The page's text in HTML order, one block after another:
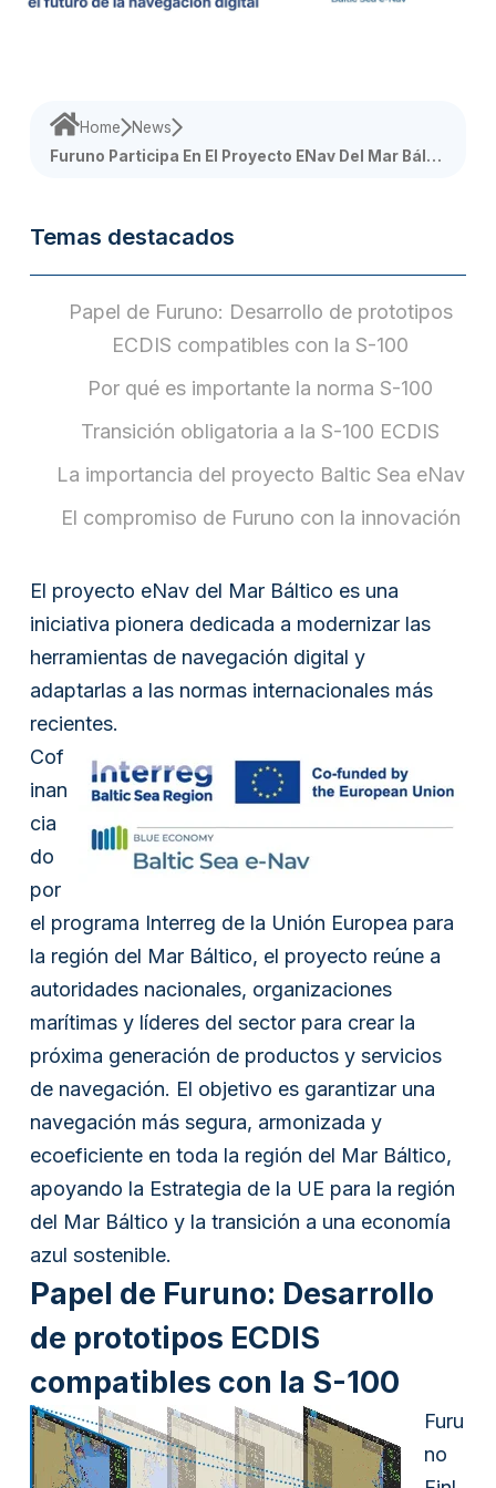
Home
News
Furuno Participa En El Proyecto ENav Del Mar Báltic
Temas destacados
Papel de Furuno: Desarrollo de prototipos
ECDIS compatibles con la S-100
Por qué es importante la norma S-100
Transición obligatoria a la S-100 ECDIS
La importancia del proyecto Baltic Sea eNav
El compromiso de Furuno con la innovación
El proyecto eNav del Mar Báltico es una
iniciativa pionera dedicada a modernizar las
herramientas de navegación digital y
adaptarlas a las normas internacionales más
recientes.
Cof
inan
cia
do
por
el programa Interreg de la Unión Europea para
la región del Mar Báltico, el proyecto reúne a
autoridades nacionales, organizaciones
marítimas y líderes del sector para crear la
próxima generación de productos y servicios
de navegación. El objetivo es garantizar una
navegación más segura, armonizada y
ecoeficiente en toda la región del Mar Báltico,
apoyando la Estrategia de la UE para la región
del Mar Báltico y la transición a una economía
azul sostenible.
Papel de Furuno: Desarrollo
de prototipos ECDIS
compatibles con la S-100
Furu
no